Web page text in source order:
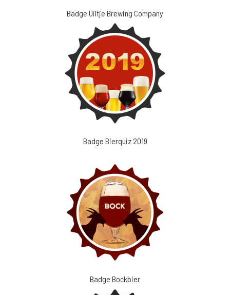
Badge Uiltje Brewing Company
Badge Bierquiz 2019
Badge Bockbier